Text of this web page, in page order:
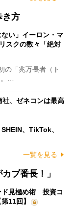
き方
ない」イーロン・マ
スクの数々「絶対
の「兆万長者（ト
。…
社、ゼネコンは最高
、TikTok、
一覧を見る
ブ番長！」
ド見極め術 投資コ
11回】